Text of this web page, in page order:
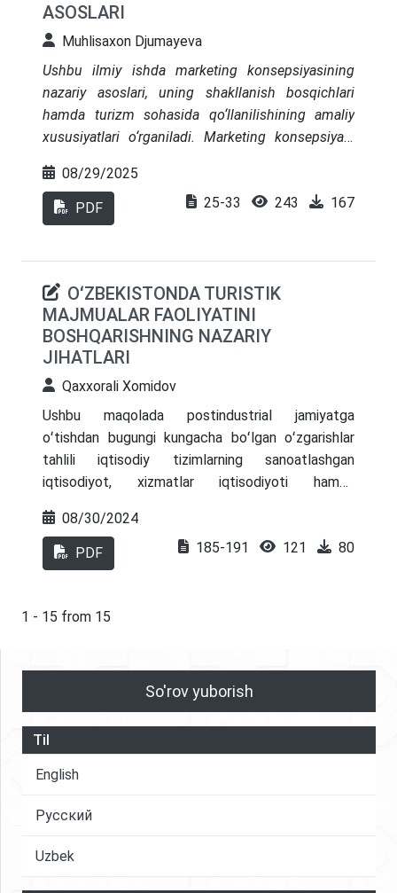
sanoati raqamli integratsiya modeli” taklif etilgan.
ASOSLARI
Muhlisaxon Djumayeva
Ushbu ilmiy ishda marketing konsepsiyasining
nazariy asoslari, uning shakllanish bosqichlari
hamda turizm sohasida qo‘llanilishining amaliy
xususiyatlari o‘rganiladi. Marketing konsepsiyasi
sotishga yo‘naltirilgan strategik yondashuv, balki
mijoz ehtiyojlariga chuqur e’tibor qaratishga
asoslangan boshqaruv falsafasi sifatida
aloqa, xizmat sifatining muhimligi – kontekstida
marketing vositalarining o‘rni tahlil qilinadi.
08/29/2025
PDF 25-33 243 167
OʻZBEKISTONDA TURISTIK
MAJMUALAR FAOLIYATINI
BOSHQARISHNING NAZARIY
JIHATLARI
Qaxxorali Xomidov
Ushbu maqolada postindustrial jamiyatga
oʻtishdan bugungi kungacha boʻlgan oʻzgarishlar
tahlili iqtisodiy tizimlarning sanoatlashgan
iqtisodiyot, xizmatlar iqtisodiyoti hamda
postindustrial jamiyat iqtisodiyotining rivojlanish
bosqichlari, N.Leyperning turizm tizimi modeli
tarkibi va “Turistik majmua” tushunchasiga
faoliyatini boshqarishning nazariy-uslubiy jihatlari
08/30/2024
PDF 185-191 121 80
1 - 15 from 15
So'rov yuborish
Til
English
Русский
Uzbek